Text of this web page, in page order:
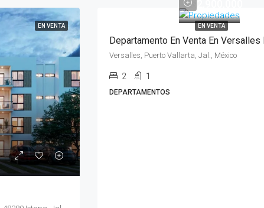
EN VENTA EN VENTA
$2,900,000
Versalles, Puerto Vallarta, Jal., México
2 1
DEPARTAMENTOS